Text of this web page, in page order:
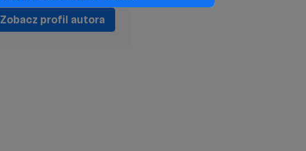
Zobacz profil autora